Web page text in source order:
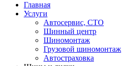
Главная
Услуги
Автосервис, СТО
Шинный центр
Шиномонтаж
Грузовой шиномонтаж
Автостраховка